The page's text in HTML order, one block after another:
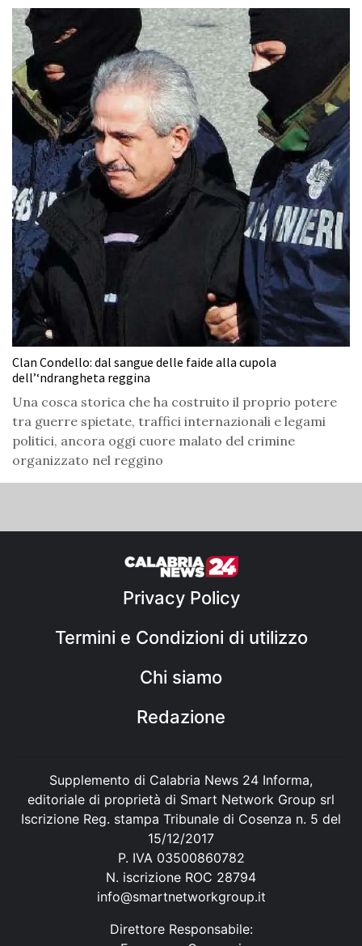
Clan Condello: dal sangue delle faide alla cupola
dell’‘ndrangheta reggina
Una cosca storica che ha costruito il proprio potere
tra guerre spietate, traffici internazionali e legami
politici, ancora oggi cuore malato del crimine
organizzato nel reggino
Privacy Policy
Termini e Condizioni di utilizzo
Chi siamo
Redazione
Supplemento di Calabria News 24 Informa,
editoriale di proprietà di Smart Network Group srl
Iscrizione Reg. stampa Tribunale di Cosenza n. 5 del
15/12/2017
P. IVA 03500860782
N. iscrizione ROC 28794
info@smartnetworkgroup.it
Direttore Responsabile: